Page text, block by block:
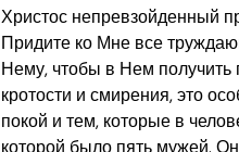
Христос непревзойденный
Придите ко Мне все
Нему, чтобы в Нем получить
кротости и смирения, это
покой и тем, которые в
которой было пять мужей.